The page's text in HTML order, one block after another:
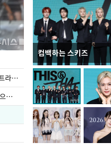
삼성전자, 7일부터 갤럭시 Z 폴드8 울트라·폴드8·플립8 출시
멕시코 인플루언서, 라방 중 괴한 총격으로 사망
컴백하는 스키즈
입추 하루 앞둔 전남
폭염